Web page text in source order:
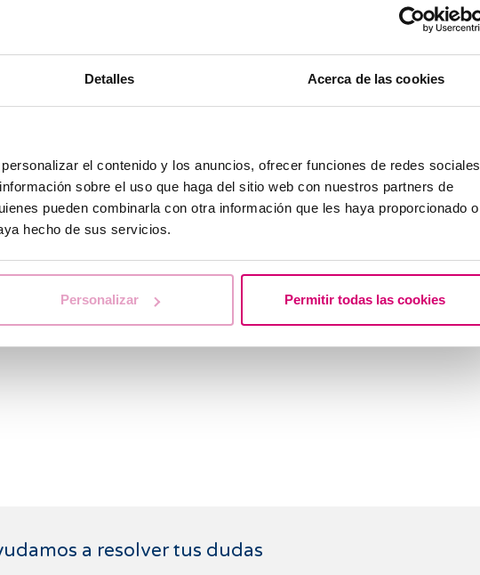
Detalles Acerca de las cookies
el contenido y los anuncios, ofrecer funciones de redes sociales
sobre el uso que haga del sitio web con nuestros partners de
pueden combinarla con otra información que les haya proporcionado o
hecho de sus servicios.
Personalizar Permitir todas las cookies
a resolver tus dudas